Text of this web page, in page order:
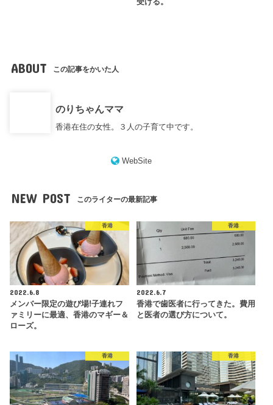
受ける。
ABOUT この記事をかいた人
のりちゃんママ
香港在住の女性。３人の子育て中です。
WebSite
NEW POST このライターの最新記事
香港
2022.6.8
メンバー限定の遊び場!子連れフ
ァミリーに最適、香港のマギー＆
ローズ。
香港
2022.6.7
香港で歯医者に行ってきた。費用
と医者の選び方について。
香港 香港